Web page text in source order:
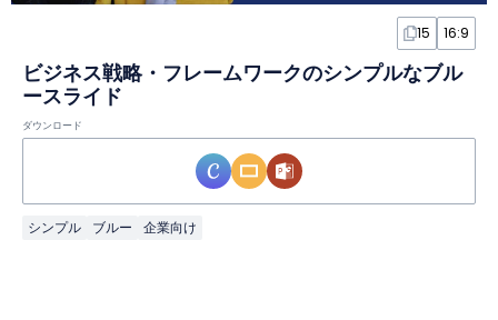
15 16:9
ビジネス戦略・フレームワークのシンプルなブル
ースライド
ダウンロード
シンプル ブルー 企業向け